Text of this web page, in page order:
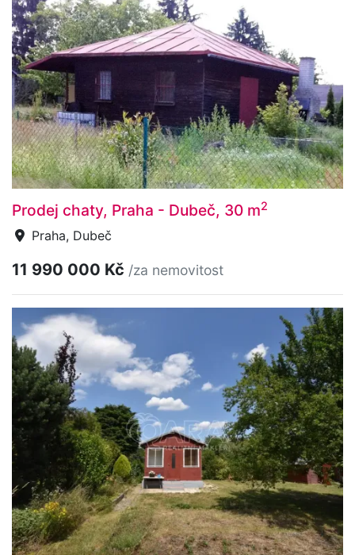
Prodej chaty, Praha - Dubeč, 30 m2
Praha, Dubeč
11 990 000 Kč /za nemovitost